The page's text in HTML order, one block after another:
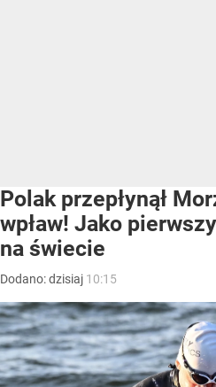
Polak przepłynął
wpław! Jako
na świecie
Dodano:dzisiaj 10:15